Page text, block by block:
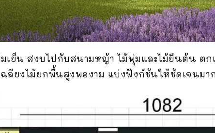
เย็น สงบไปกับสนามหญ้า ไม้พุ่มและไม้ยืนต้น ต
ลียงไม้ยกพื้นสูงพองาม แบ่งฟังก์ชันให้ชัดเจนมา